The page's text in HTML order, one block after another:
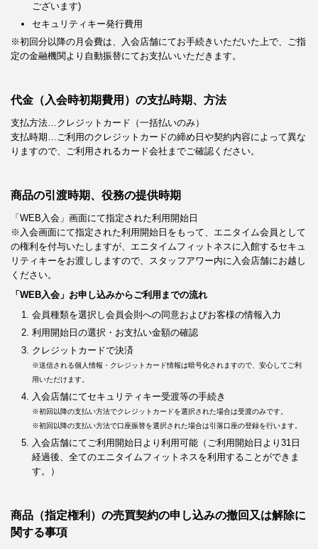
ございます)
セキュリティキー発行費用
※初回分以降の月会費は、入会店舗にてお手続きいただいた上で、ご指
定の金融機関より自動振替にてお支払いいただきます。
代金（入会時初期費用）の支払時期、方法
支払方法…クレジットカード（一括払いのみ）
支払時期…ご利用のクレジットカードの締め日や契約内容によって異な
りますので、ご利用されるカード会社までご確認ください。
商品の引渡時期、役務の提供時期
「WEB入会」画面にて指定された利用開始日
※入会画面にて指定された利用開始日をもって、エニタイム会員として
の権利を付与いたしますが、エニタイムフィットネスに入館するセキュ
リティキーをお渡ししますので、スタッフアワー内に入会店舗にお越し
ください。
「WEB入会」お申し込みからご利用までの流れ
会員種類を選択し会員会則への同意およびお客様の情報入力
利用開始日の選択・お支払い金額の確認
クレジットカードで決済
※送信される個人情報・クレジットカード情報は暗号化されますので、安心してご利
用いただけます。
入会店舗にてセキュリティキー受渡等の手続き
※初回以降の支払い方法でクレジットカードを選択された場合は受渡のみです。
※初回以降の支払い方法で口座振替を選択された場合は引落口座の登録を行います。
入会店舗にてご利用開始日より利用可能（ご利用開始日より31日
経過後、全てのエニタイムフィットネスを利用することができま
す。）
商品（指定権利）の売買契約の申し込みの撤回又は解除に
関する事項